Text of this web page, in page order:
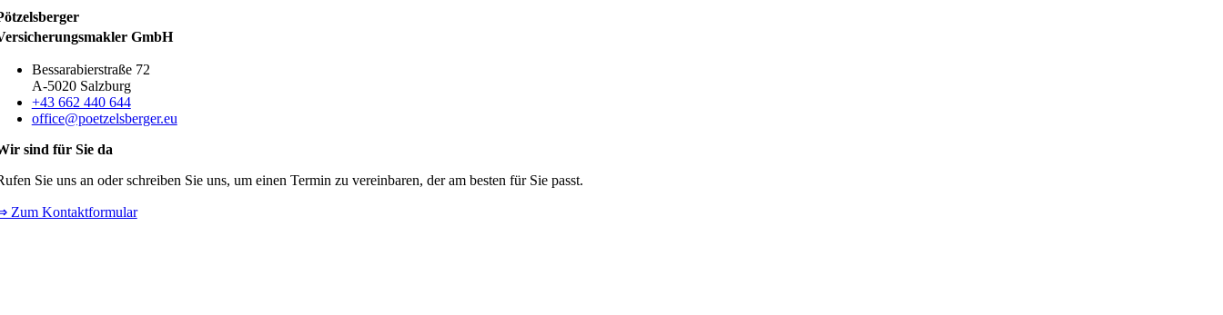
GmbH
Bessarabierstraße 72
A-5020 Salzburg
+43 662 440 644
office@poetzelsberger.eu
sind für Sie da
Sie uns an oder schreiben Sie uns, um einen Termin zu vereinbaren, der am besten für Sie passt.
Zum Kontaktformular